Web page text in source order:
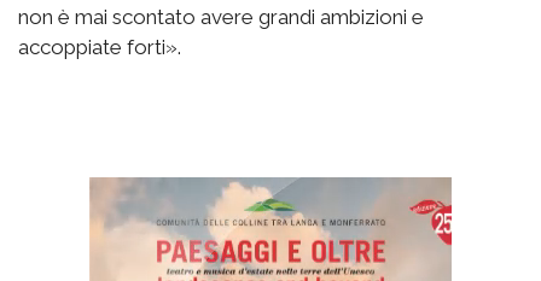
non è mai scontato avere grandi ambizioni e
accoppiate forti».